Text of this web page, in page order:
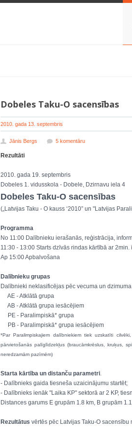
Dobeles Taku-O sacensības
2010. gada 13. septembris
Jānis Bergs 5 komentāru
Rezultāti
2010. gada 19. septembris
Dobeles 1. vidusskola - Dobele, Dzirnavu iela 4
Dobeles Taku-O sacensības
(„Latvijas Taku - O kauss ‘2010” un "Latvijas
Programma
No 11:00 Dalībnieku ierašanās, reģistrācija,
11:30 - 13:00 Starts dzīvās rindas kārtībā ar 2min.
Ap 15:00 Apbalvošana
Dalībnieku grupas
Dalībnieki neklasificējas pēc vecuma un dzimuma
AE - Atklātā grupa
AB - Atklātā grupa iesācējiem
PE - Paralimpiskā* grupa
PB - Paralimpiskā* grupa iesācējiem
*Par Paralimpiskajiem dalībniekiem tiek uzskatīti
pārvietošanās palīglīdzekļus (braucāmkrēslus, kruķus,
neredzamām pazīmēm)
Starta kārtība un distanču parametri.
- Dalībnieks gaida tiesneša uzaicinājumu startēt;
- Dalībnieks ienāk "Laika KP" sektorā ar 2 KP,
Distances garums E grupām 1.8 km, B grupām
Rezultātus vērtēs pēc Latvijas Taku-O sacensību